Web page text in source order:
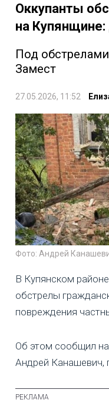
Оккупанты
на Купянщине:
Под
Замест
27.05.2026, 11:52
Фото: Андрей
В Купянском
обстрелы
повреждения
Об этом сообщил
Андрей Канашевич,